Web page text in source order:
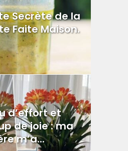
Secrète de la
Faite Maison.
d’effort et
de joie : ma
m’a...